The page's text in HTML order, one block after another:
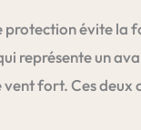
évite la
représente un
vent fort. Ces